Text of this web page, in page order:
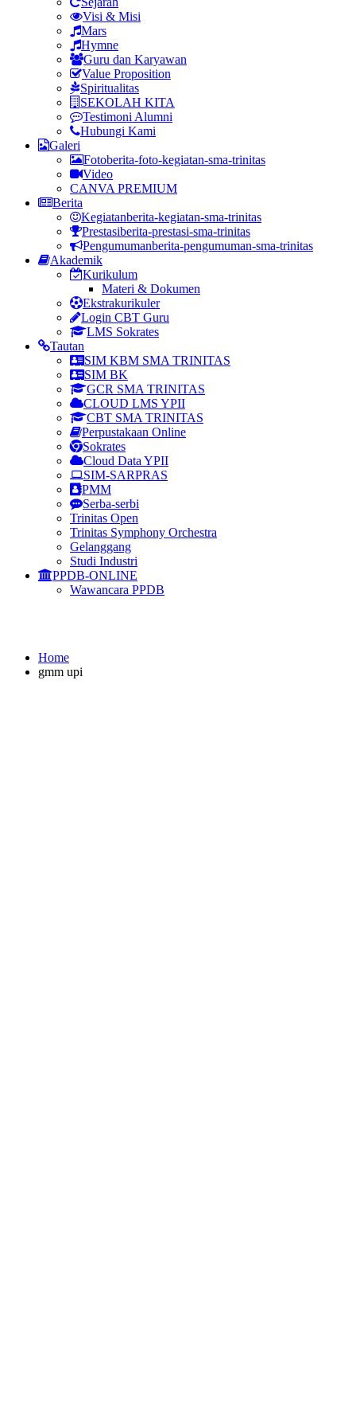
Visi & Misi
Mars
Hymne
Guru dan Karyawan
Value Proposition
Spiritualitas
SEKOLAH KITA
Testimoni Alumni
Hubungi Kami
Galeri
Fotoberita-foto-kegiatan-sma-trinitas
Video
CANVA PREMIUM
Berita
Kegiatanberita-kegiatan-sma-trinitas
Prestasiberita-prestasi-sma-trinitas
Pengumumanberita-pengumuman-sma-trinitas
Akademik
Kurikulum
Materi & Dokumen
Ekstrakurikuler
Login CBT Guru
LMS Sokrates
Tautan
SIM KBM SMA TRINITAS
SIM BK
GCR SMA TRINITAS
CLOUD LMS YPII
CBT SMA TRINITAS
Perpustakaan Online
Sokrates
Cloud Data YPII
SIM-SARPRAS
PMM
Serba-serbi
Trinitas Open
Trinitas Symphony Orchestra
Gelanggang
Studi Industri
PPDB-ONLINE
Wawancara PPDB
Home
gmm upi